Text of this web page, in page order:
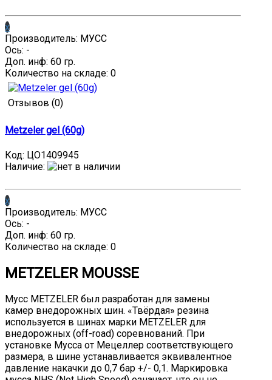
x
Производитель: МУСС
Ось: -
Доп. инф: 60 гр.
Количество на складе: 0
Отзывов (0)
Metzeler gel (60g)
Код: ЦО1409945
Наличие:
x
Производитель: МУСС
Ось: -
Доп. инф: 60 гр.
Количество на складе: 0
METZELER MOUSSE
Мусс METZELER был разработан для замены
камер внедорожных шин. «Твёрдая» резина
используется в шинах марки METZELER для
внедорожных (off-road) соревнований. При
установке Мусса от Мецеллер соответствующего
размера, в шине устанавливается эквивалентное
давление накачки до 0,7 бар +/- 0,1. Маркировка